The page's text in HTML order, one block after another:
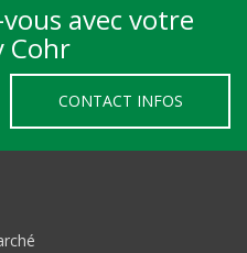
avec votre
Cohr
CONTACT INFOS